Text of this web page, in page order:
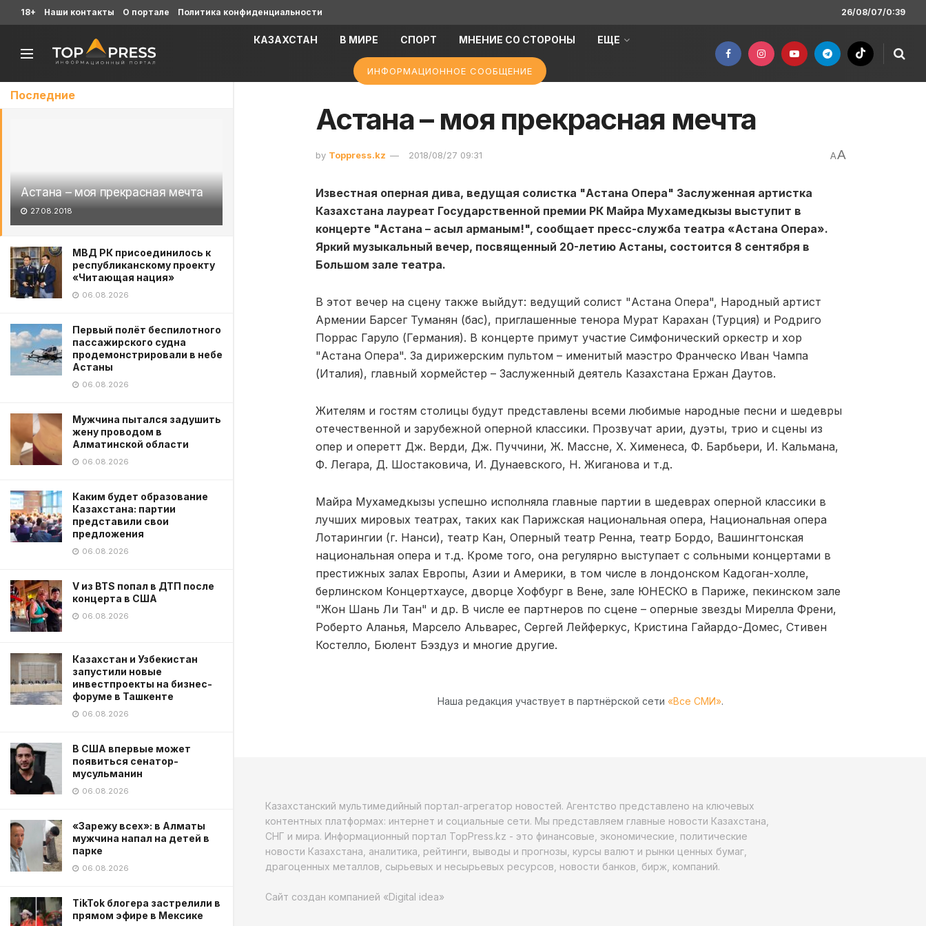
Последние
Астана – моя прекрасная мечта
27.08.2018
МВД РК присоединилось к
республиканскому проекту
«Читающая нация»
06.08.2026
Первый полёт беспилотного
пассажирского судна
продемонстрировали в небе
Астаны
06.08.2026
Мужчина пытался задушить
жену проводом в
Алматинской области
06.08.2026
Каким будет образование
Казахстана: партии
представили свои
предложения
06.08.2026
V из BTS попал в ДТП после
концерта в США
06.08.2026
Казахстан и Узбекистан
запустили новые
инвестпроекты на бизнес-
форуме в Ташкенте
06.08.2026
В США впервые может
появиться сенатор-
мусульманин
06.08.2026
«Зарежу всех»: в Алматы
мужчина напал на детей в
парке
06.08.2026
TikTok блогера застрелили в
прямом эфире в Мексике
18+ Наши контакты О портале Политика конфиденциальности 26/08/07/0:39
КАЗАХСТАН В МИРЕ СПОРТ МНЕНИЕ СО СТОРОНЫ ЕЩЕ
ИНФОРМАЦИОННОЕ СООБЩЕНИЕ
Астана – моя прекрасная мечта
by Toppress.kz 2018/08/27 09:31 AA
Известная оперная дива, ведущая солистка "Астана Опера" Заслуженная артистка
Казахстана лауреат Государственной премии РК Майра Мухамедкызы выступит в
концерте "Астана – асыл арманым!", сообщает пресс-служба театра «Астана Опера».
Яркий музыкальный вечер, посвященный 20-летию Астаны, состоится 8 сентября в
Большом зале театра.
В этот вечер на сцену также выйдут: ведущий солист "Астана Опера", Народный артист
Армении Барсег Туманян (бас), приглашенные тенора Мурат Карахан (Турция) и Родриго
Поррас Гаруло (Германия). В концерте примут участие Симфонический оркестр и хор
"Астана Опера". За дирижерским пультом – именитый маэстро Франческо Иван Чампа
(Италия), главный хормейстер – Заслуженный деятель Казахстана Ержан Даутов.
Жителям и гостям столицы будут представлены всеми любимые народные песни и шедевры
отечественной и зарубежной оперной классики. Прозвучат арии, дуэты, трио и сцены из
опер и оперетт Дж. Верди, Дж. Пуччини, Ж. Массне, Х. Хименеса, Ф. Барбьери, И. Кальмана,
Ф. Легара, Д. Шостаковича, И. Дунаевского, Н. Жиганова и т.д.
Майра Мухамедкызы успешно исполняла главные партии в шедеврах оперной классики в
лучших мировых театрах, таких как Парижская национальная опера, Национальная опера
Лотарингии (г. Нанси), театр Кан, Оперный театр Ренна, театр Бордо, Вашингтонская
национальная опера и т.д. Кроме того, она регулярно выступает с сольными концертами в
престижных залах Европы, Азии и Америки, в том числе в лондонском Кадоган-холле,
берлинском Концертхаусе, дворце Хофбург в Вене, зале ЮНЕСКО в Париже, пекинском зале
"Жон Шань Ли Тан" и др. В числе ее партнеров по сцене – оперные звезды Мирелла Френи,
Роберто Аланья, Марсело Альварес, Сергей Лейферкус, Кристина Гайардо-Домес, Стивен
Костелло, Бюлент Бэздуз и многие другие.
Наша редакция участвует в партнёрской сети «Все СМИ».
Казахстанский мультимедийный портал-агрегатор новостей. Агентство представлено на ключевых
контентных платформах: интернет и социальные сети. Мы представляем главные новости Казахстана,
СНГ и мира. Информационный портал TopPress.kz - это финансовые, экономические, политические
новости Казахстана, аналитика, рейтинги, выводы и прогнозы, курсы валют и рынки ценных бумаг,
драгоценных металлов, сырьевых и несырьевых ресурсов, новости банков, бирж, компаний.
Сайт создан компанией «Digital idea»